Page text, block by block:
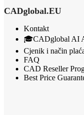
CADglobal.EU
Kontakt
🎓CADglobal AI
Cjenik i način
FAQ
CAD Reseller
Best Price